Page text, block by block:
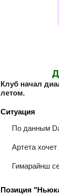
Клуб начал
летом.
Ситуация
По данным
Артета
Гимарайнш
Позиция